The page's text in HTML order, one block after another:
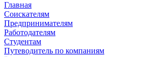
Главная
Соискателям
Предпринимателям
Работодателям
Студентам
Путеводитель по компаниям